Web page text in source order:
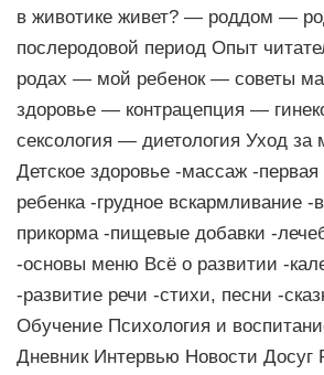
в животике живет? — роддом —
послеродовой период Опыт
родах — мой ребенок — советы
здоровье — контрацепция —
сексология — диетология Уход за
Детское здоровье -массаж -
ребенка -грудное вскармливание -
прикорма -пищевые добавки -
-основы меню Всё о развитии -
-развитие речи -стихи, песни -
Обучение Психология и
Дневник Интервью Новости Досуг